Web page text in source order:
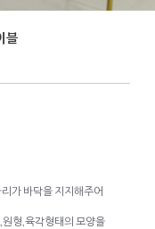
블
가 바닥을 지지해주어
형,육각형태의 모양을